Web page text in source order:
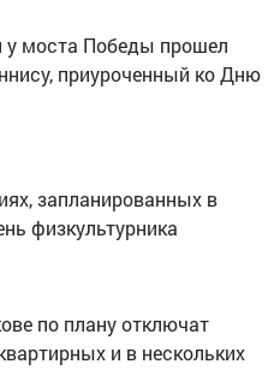
у моста Победы прошел
приуроченный ко Дню
запланированных в
физкультурника
по плану отключат
и в нескольких